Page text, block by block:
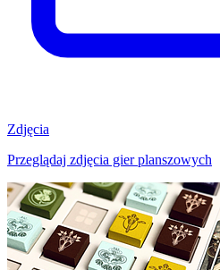
Zdjęcia
Przeglądaj zdjęcia gier planszowych